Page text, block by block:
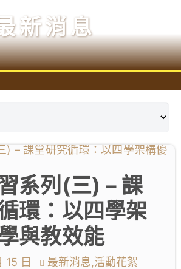
藍圖
階梯
校活動
新消息
系列(三) – 課
環：以四學架
與教效能
15 日
最新消息,活動花絮